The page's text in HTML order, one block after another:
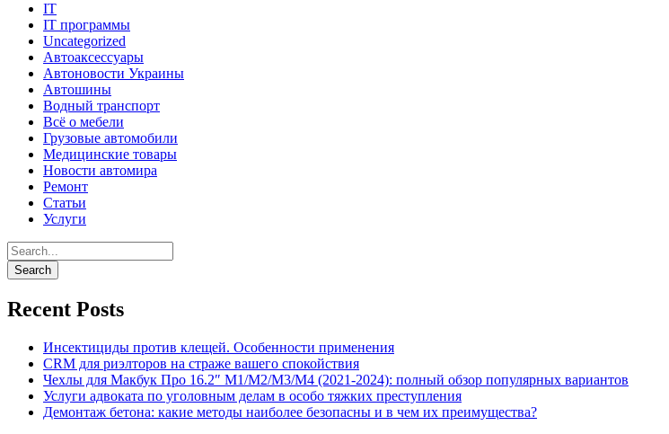
IT
IT программы
Uncategorized
Автоаксессуары
Автоновости Украины
Автошины
Водный транспорт
Всё о мебели
Грузовые автомобили
Медицинские товары
Новости автомира
Ремонт
Статьи
Услуги
Recent Posts
Инсектициды против клещей. Особенности применения
CRM для риэлторов на страже вашего спокойствия
Чехлы для Макбук Про 16.2″ M1/M2/M3/M4 (2021-2024): полный обзор популярных вариантов
Услуги адвоката по уголовным делам в особо тяжких преступления
Демонтаж бетона: какие методы наиболее безопасны и в чем их преимущества?